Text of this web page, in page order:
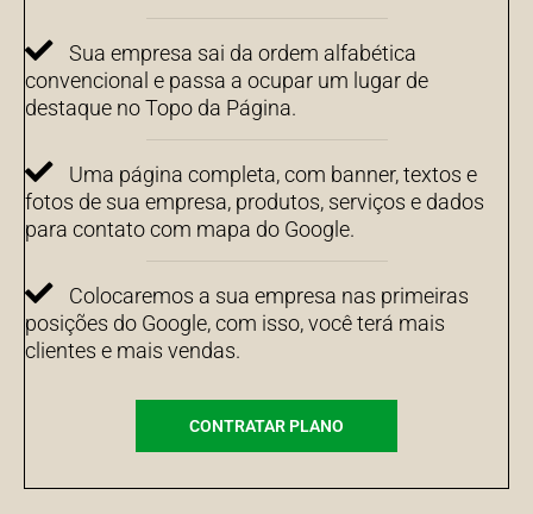
Sua empresa sai da ordem alfabética
convencional e passa a ocupar um lugar de
destaque no Topo da Página.
Uma página completa, com banner, textos e
fotos de sua empresa, produtos, serviços e dados
para contato com mapa do Google.
Colocaremos a sua empresa nas primeiras
posições do Google, com isso, você terá mais
clientes e mais vendas.
CONTRATAR PLANO